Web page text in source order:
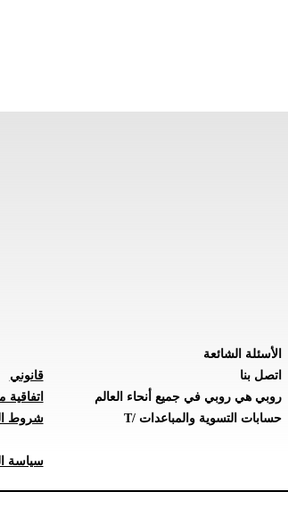
الأسئلة الشائعة
اتصل بنا
روبي هي روبي في جميع أنحاء العالم
حسابات التسوية والمباعدات /T
قانوني
شروط
سياسة